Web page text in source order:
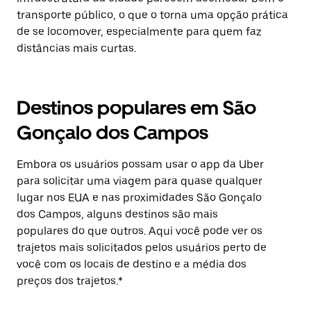
transporte público, o que o torna uma opção prática
de se locomover, especialmente para quem faz
distâncias mais curtas.
Destinos populares em São
Gonçalo dos Campos
Embora os usuários possam usar o app da Uber
para solicitar uma viagem para quase qualquer
lugar nos EUA e nas proximidades São Gonçalo
dos Campos, alguns destinos são mais
populares do que outros. Aqui você pode ver os
trajetos mais solicitados pelos usuários perto de
você com os locais de destino e a média dos
preços dos trajetos.*